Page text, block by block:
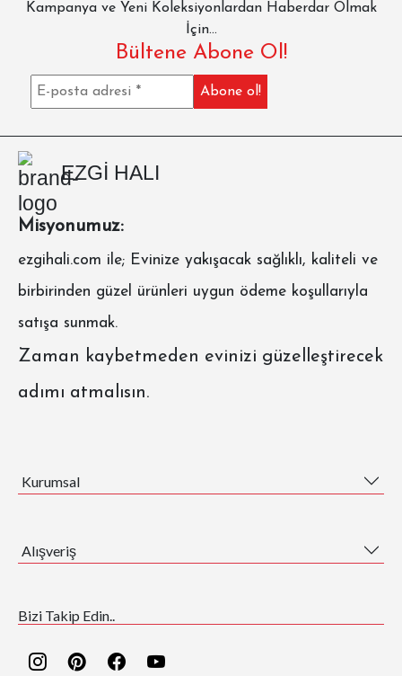
Kampanya ve Yeni Koleksiyonlardan Haberdar Olmak
İçin...
Bültene Abone Ol!
EZGİ HALI
Misyonumuz:
ezgihali.com ile; Evinize yakışacak sağlıklı, kaliteli ve
birbirinden güzel ürünleri uygun ödeme koşullarıyla
satışa sunmak.
Zaman kaybetmeden evinizi güzelleştirecek
adımı atmalısın.
Kurumsal
Alışveriş
Bizi Takip Edin..